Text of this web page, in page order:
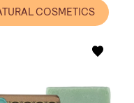
COSMETICS